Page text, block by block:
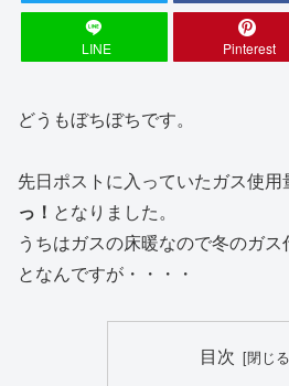
LINE Pinterest
どうもぼちぼちです。
先日ポストに入っていたガス使
っ！ となりました。
うちはガスの床暖なので冬のガ
となんですが・・・・
目次